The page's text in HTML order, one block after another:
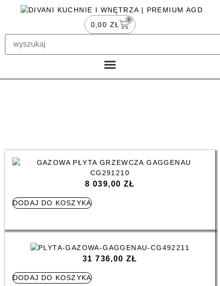
0,00 ZŁ
0
8 039,00 ZŁ
DODAJ DO KOSZYKA
31 736,00ZŁ
DODAJ DO KOSZYKA